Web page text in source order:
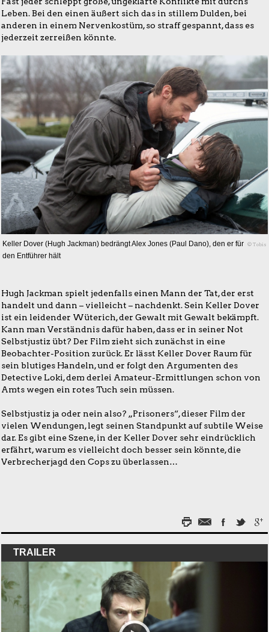
Leben. Bei den einen äußert sich das in stillem Dulden, bei
anderen in einem Nervenkostüm, so straff gespannt, dass es
jederzeit zerreißen könnte.
Keller Dover (Hugh Jackman) bedrängt Alex Jones (Paul Dano), den er für
den Entführer hält
© Tobis
Hugh Jackman spielt jedenfalls einen Mann der Tat, der erst
handelt und dann – vielleicht – nachdenkt. Sein Keller Dover
ist ein leidender Wüterich, der Gewalt mit Gewalt bekämpft.
Kann man Verständnis dafür haben, dass er in seiner Not
Selbstjustiz übt? Der Film zieht sich zunächst in eine
Beobachter-Position zurück. Er lässt Keller Dover Raum für
sein blutiges Handeln, und er folgt den Argumenten des
Detective Loki, dem derlei Amateur-Ermittlungen schon von
Amts wegen ein rotes Tuch sein müssen.
Selbstjustiz ja oder nein also? „Prisoners“, dieser Film der
vielen Wendungen, legt seinen Standpunkt auf subtile Weise
dar. Es gibt eine Szene, in der Keller Dover sehr eindrücklich
erfährt, warum es vielleicht doch besser sein könnte, die
Verbrecherjagd den Cops zu überlassen…
TRAILER